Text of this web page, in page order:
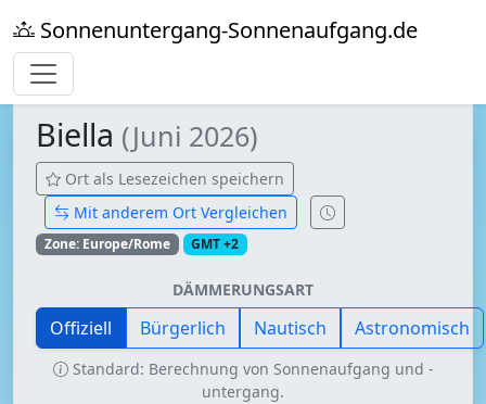
Sonnenuntergang-Sonnenaufgang.de
Biella (Juni 2026)
Ort als Lesezeichen speichern
Mit anderem Ort Vergleichen
Zone: Europe/Rome GMT +2
DÄMMERUNGSART
Offiziell Bürgerlich Nautisch Astronomisch
Standard: Berechnung von Sonnenaufgang und -
untergang.